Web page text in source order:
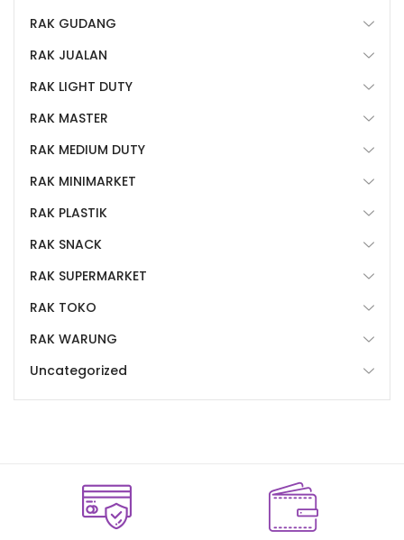
RAK GUDANG
RAK JUALAN
RAK LIGHT DUTY
RAK MASTER
RAK MEDIUM DUTY
RAK MINIMARKET
RAK PLASTIK
RAK SNACK
RAK SUPERMARKET
RAK TOKO
RAK WARUNG
Uncategorized